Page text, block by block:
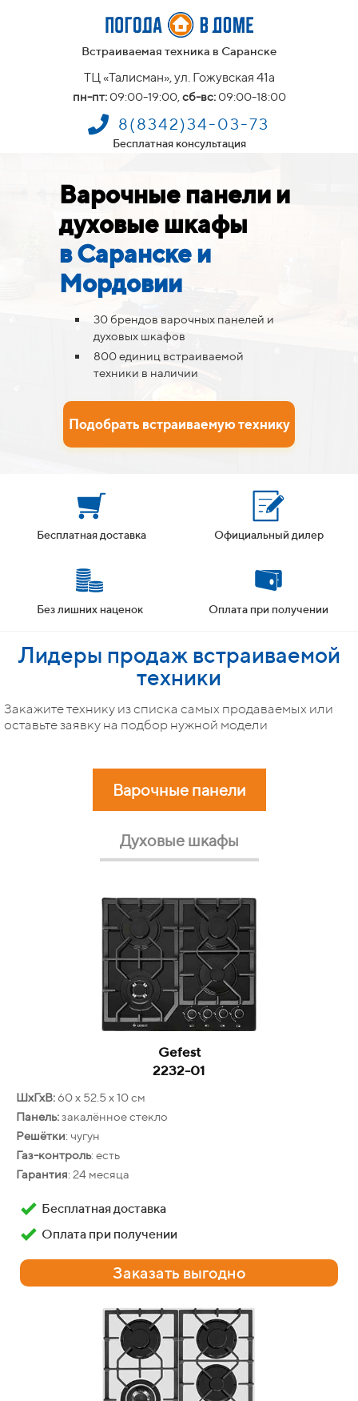
Встраиваемая техника в Саранске
ТЦ «Талисман», ул. Гожувская 41а
пн-пт: 09:00-19:00, сб-вс:09:00-18:00
8(8342)34-03-73
Бесплатная консультация
Варочные панели и
духовые шкафы
в Саранске и
Мордовии
Подобрать встраиваемую технику
30 брендов варочных панелей и
духовых шкафов
800 единиц встраиваемой
техники в наличии
Бесплатная доставка Официальный дилер
Без лишних наценок Оплата при получении
Лидеры продаж встраиваемой
техники
Закажите технику из списка самых продаваемых или
оставьте заявку на подбор нужной модели
Варочные панели
Духовые шкафы
Gefest
2232-01
ШхГхВ: 60 х 52.5 х 10 см
Панель:закалённое стекло
Решётки: чугун
Газ-контроль: есть
Гарантия: 24 месяца
Бесплатная доставка
Оплата при получении
Заказать выгодно
Gefest
ДА 622-02 А
ШхГхВ:59.8 х 56.5 х 59.5 см
Фасад:стеклянный
Объём: 55 л
Конвекция: есть
Очистка: традиционная
Бесплатная доставка